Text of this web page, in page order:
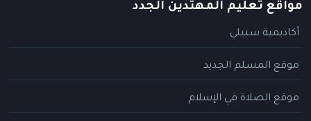
مواقع تعليم المهتدين الجدد
أكاديمية سبيلي
موقع المسلم الجديد
موقع الصلاة في الإسلام